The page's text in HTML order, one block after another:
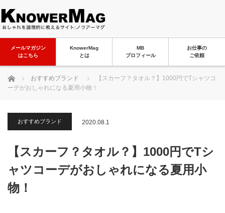
メールマガジン
はこちら
KnowerMag
とは
MB
プロフィール
お仕事の
ご依頼
ホーム おすすめブランド
【スカーフ？タオル？】1000円でTシャツコ
ーデがおしゃれになる夏用小物！
おすすめブランド 2020.08.1
【スカーフ？タオル？】1000円でTシ
ャツコーデがおしゃれになる夏用小
物！